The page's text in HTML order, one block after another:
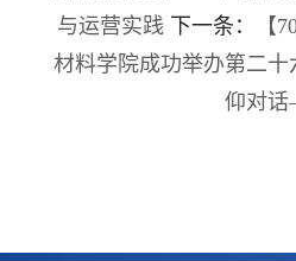
与运营实践 下一条：
【
材料学院成功举办第二十
仰对